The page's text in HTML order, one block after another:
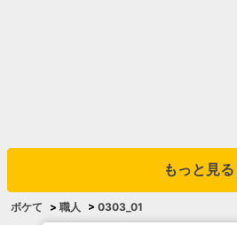
もっと見る
ボケて > 職人 > 0303_01